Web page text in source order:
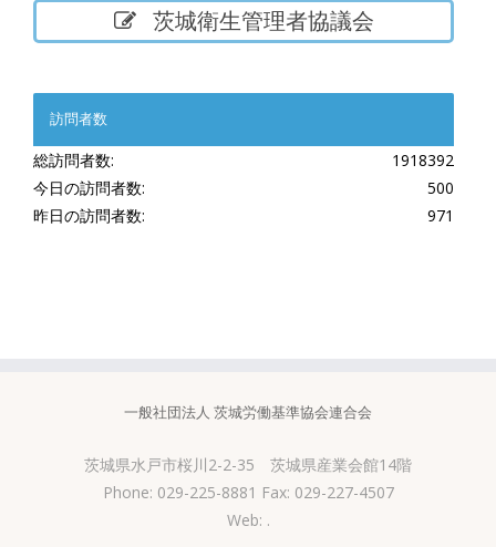
茨城衛生管理者協議会
訪問者数
1918392
総訪問者数:
500
今日の訪問者数:
971
昨日の訪問者数:
一般社団法人 茨城労働基準協会連合会
茨城県水戸市桜川2-2-35 茨城県産業会館14階
Phone: 029-225-8881 Fax: 029-227-4507
Web: .